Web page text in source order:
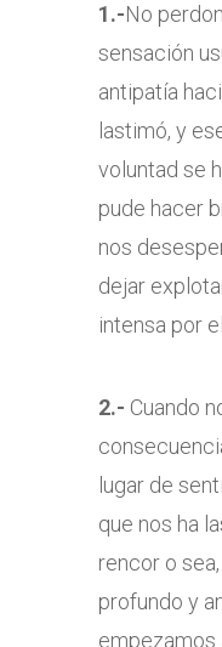
1.-No
sensación
antipatía
lastimó, y
voluntad se
pude hacer
nos
dejar
intensa por
2.- Cuando
lugar de
que nos ha
rencor o
profundo y
empezamos